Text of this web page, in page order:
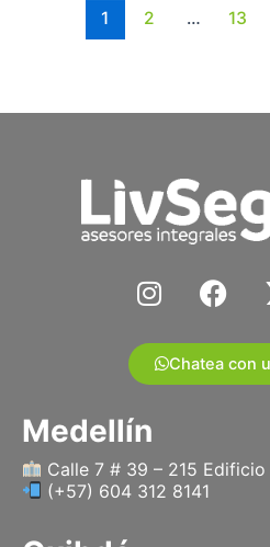
1 2 … 13
I
n
t
a
r
a
m
F
a
e
b
k
Chatea con
Medellín
Calle 7 # 39 – 215
(+57) 604 312 8141